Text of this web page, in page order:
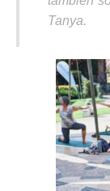
Tanya.